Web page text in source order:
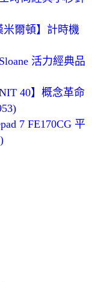
爾頓】計時機
活力經典品
40】概念革命
7 FE170CG 平